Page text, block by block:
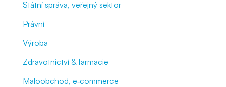
Státní správa, veřejný sektor
Právní
Výroba
Zdravotnictví & farmacie
Maloobchod, e‑commerce